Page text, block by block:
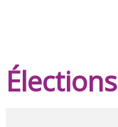
Élections